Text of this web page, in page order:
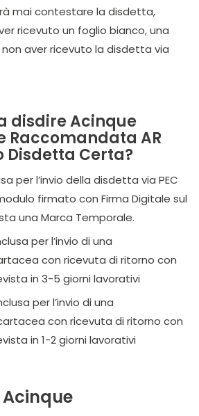
mai contestare la disdetta,
ricevuto un foglio bianco, una
aver ricevuto la disdetta via
disdire Acinque
Raccomandata AR
Disdetta Certa?
per l’invio della disdetta via PEC
firmato con Firma Digitale sul
una Marca Temporale.
per l’invio di una
con ricevuta di ritorno con
in 3-5 giorni lavorativi
per l’invio di una
con ricevuta di ritorno con
in 1-2 giorni lavorativi